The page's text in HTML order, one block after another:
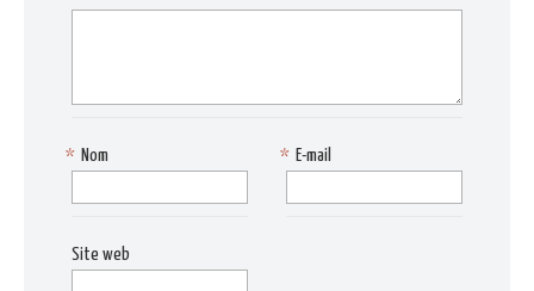
Nom
* E-mail
*
Site web